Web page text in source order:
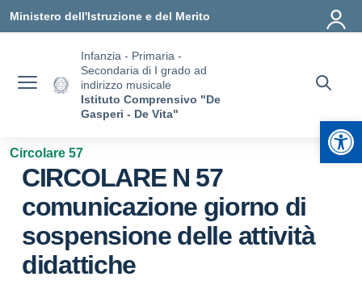
Ministero dell'Istruzione e del Merito
Infanzia - Primaria -
Secondaria di I grado ad
indirizzo musicale
Istituto Comprensivo "De
Gasperi - De Vita"
Circolare 57
CIRCOLARE N 57
comunicazione giorno di
sospensione delle attività
didattiche